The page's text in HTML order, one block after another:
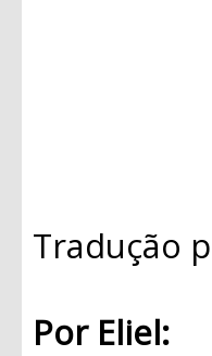
Tradução
Por Eliel: